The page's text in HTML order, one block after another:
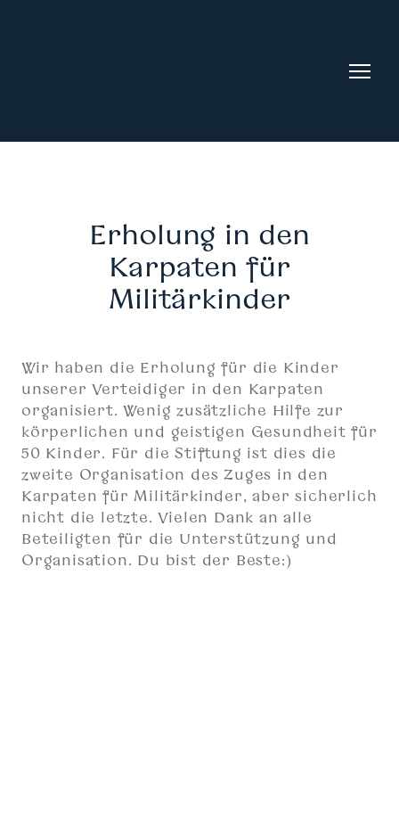
Erholung in den
Karpaten für
Militärkinder
Wir haben die Erholung für die Kinder
unserer Verteidiger in den Karpaten
organisiert. Wenig zusätzliche Hilfe zur
körperlichen und geistigen Gesundheit für
50 Kinder. Für die Stiftung ist dies die
zweite Organisation des Zuges in den
Karpaten für Militärkinder, aber sicherlich
nicht die letzte. Vielen Dank an alle
Beteiligten für die Unterstützung und
Organisation. Du bist der Beste:)